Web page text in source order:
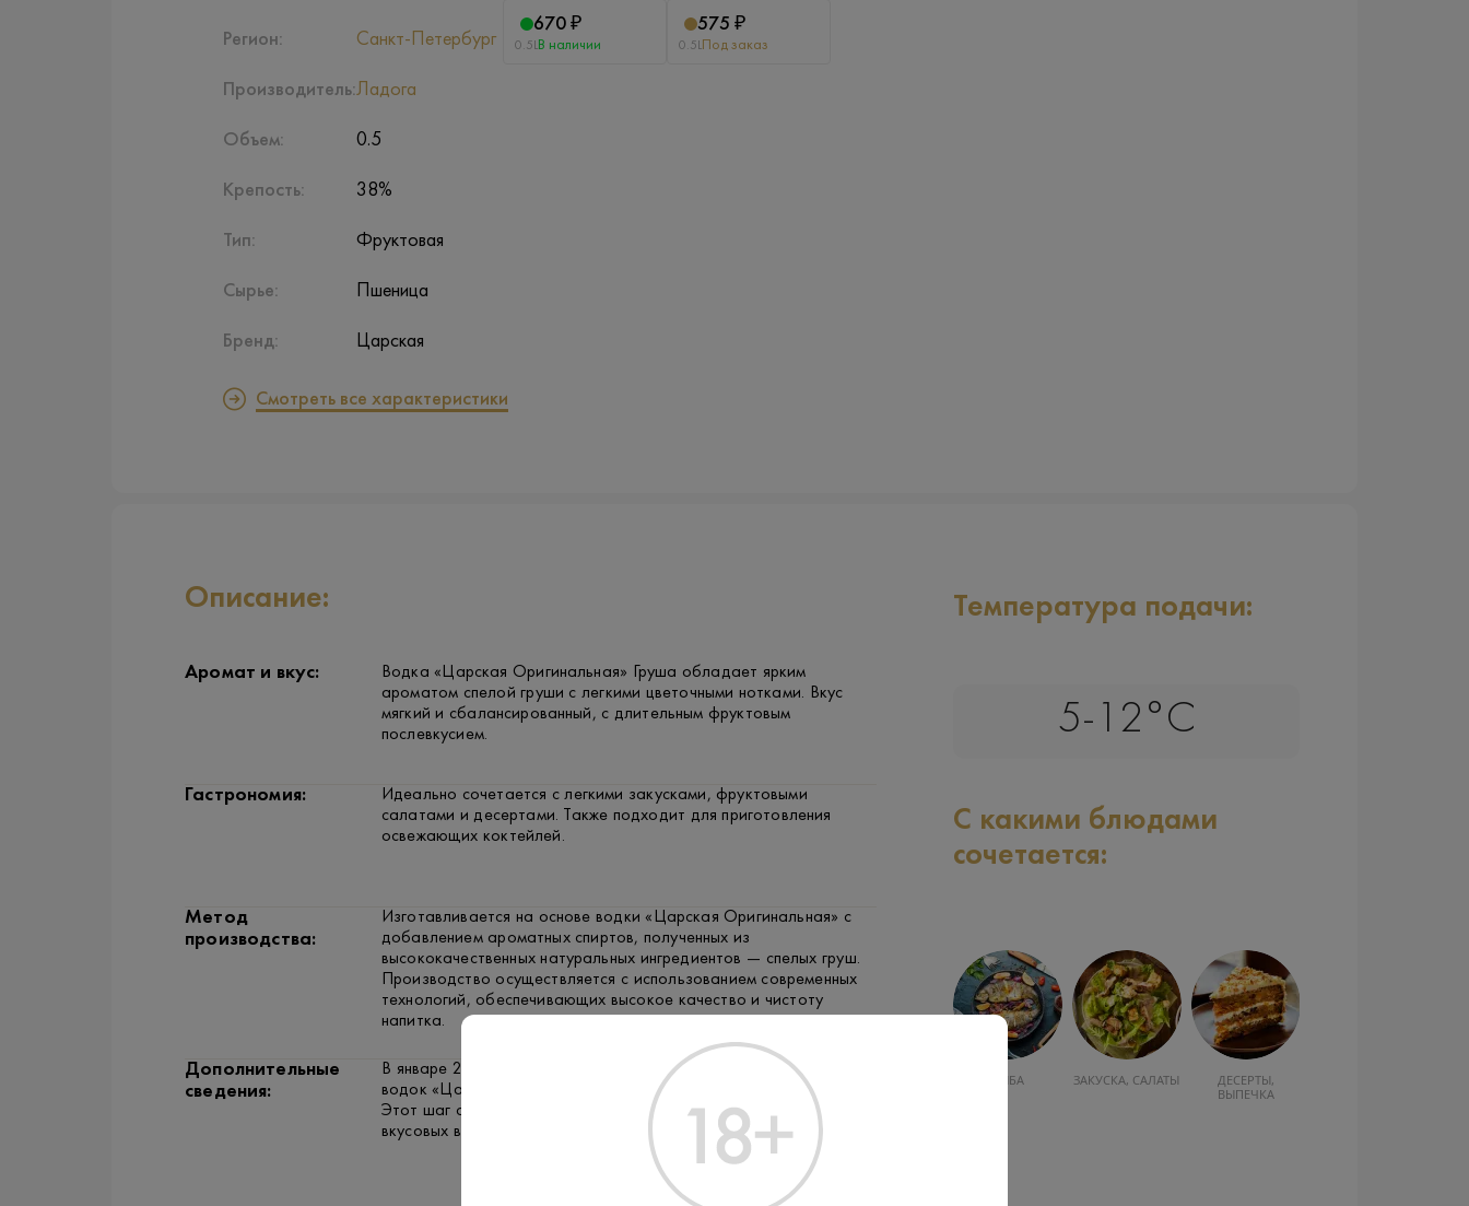
Регион:
Производитель:
Объем:
Крепость:
Тип:
Сырье:
Бренд:
Санкт-Петербург
Ладога
0.5
38%
Фруктовая
Пшеница
Царская
Смотреть все характеристики
670 ₽
0.5LВ наличии
575 ₽
0.5LПод заказ
Описание:
Аромат и вкус:
Водка «Царская Оригинальная» Груша обладает ярким
ароматом спелой груши с легкими цветочными нотками. Вкус
мягкий и сбалансированный, с длительным фруктовым
послевкусием.
Гастрономия:
Идеально сочетается с легкими закусками, фруктовыми
салатами и десертами. Также подходит для приготовления
освежающих коктейлей.
Метод
производства:
Изготавливается на основе водки «Царская Оригинальная» с
добавлением ароматных спиртов, полученных из
высококачественных натуральных ингредиентов — спелых груш.
Производство осуществляется с использованием современных
технологий, обеспечивающих высокое качество и чистоту
напитка.
Дополнительные
сведения:
В январе 2024 года компания LADOGA расширила коллекцию
водок «Царская», выпустив 11 новых вкусов, включая «Груша».
Этот шаг сделал бренд мировым лидером по количеству
вкусовых водок, производимых на одном предприятии.
Температура подачи:
5-12°C
С какими блюдами
сочетается:
РЫБА ЗАКУСКА, САЛАТЫ
ДЕСЕРТЫ,
ВЫПЕЧКА